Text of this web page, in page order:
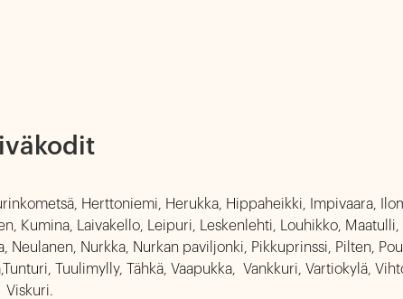
Herttoniemi, Herukka, Hippaheikki, Impivaara,
Kumina, Laivakello, Leipuri, Leskenlehti, Louhikko,
Nurkka, Nurkan paviljonki, Pikkuprinssi, Pilten,
Tuulimylly, Tähkä, Vaapukka,  Vankkuri, Vartiokylä,
Viskuri.